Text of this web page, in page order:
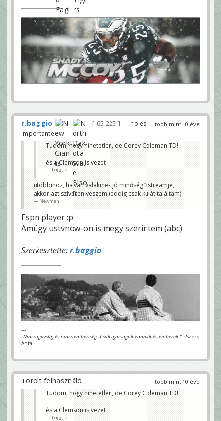
több mint 10 éve
r.baggio 65 225
— no es
importante
Tudom, hogy hihetetlen, de Corey Coleman TD!
és a Clemson is vezet
baggio
utóbbihoz, ha van valakinek jó minőségű streamje,
akkor azt szívesen veszem (eddig csak kulát találtam)
Newman
Espn player :p
Amúgy ustvnow-on is megy szerintem (abc)
Szerkesztette:r.baggio
---
"Nincs igazság és nincs emberiség. Csak igazságok vannak és emberek." - Szerb
Antal
több mint 10 éve
Törölt felhasználó
Tudom, hogy hihetetlen, de Corey Coleman TD!
és a Clemson is vezet
baggio